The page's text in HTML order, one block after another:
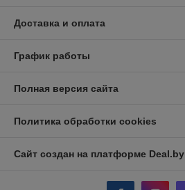
Доставка и оплата
График работы
Полная версия сайта
Политика обработки cookies
Сайт создан на платформе Deal.by